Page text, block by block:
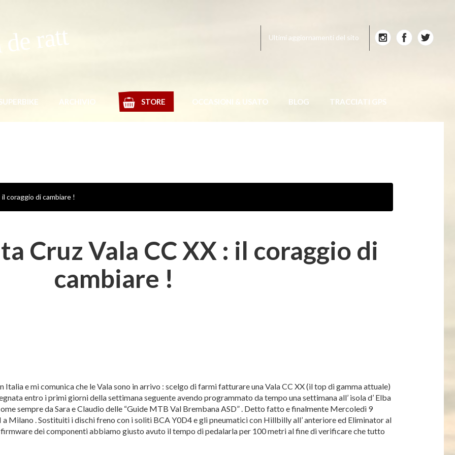
ratt Ultimi aggiornamenti del sito
ARCHIVIO STORE OCCASIONI & USATO BLOG TRACCIATI GPS
coraggio di cambiare !
Cruz Vala CC XX : il coraggio di
cambiare !
e mi comunica che le Vala sono in arrivo : scelgo di farmi fatturare una Vala CC XX (il top di gamma attuale)
entro i primi giorni della settimana seguente avendo programmato da tempo una settimana all’ isola d’ Elba
sempre da Sara e Claudio delle “Guide MTB Val Brembana ASD” . Detto fatto e finalmente Mercoledì 9
Milano . Sostituiti i dischi freno con i soliti BCA Y0D4 e gli pneumatici con Hillbilly all’ anteriore ed Eliminator al
dei componenti abbiamo giusto avuto il tempo di pedalarla per 100 metri al fine di verificare che tutto